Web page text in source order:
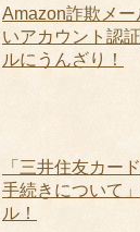
Amazon詐欺メー
いアカウント認
ルにうんざり！
「三井住友カー
手続きについて
ル！